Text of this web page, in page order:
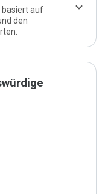
basiert auf
den